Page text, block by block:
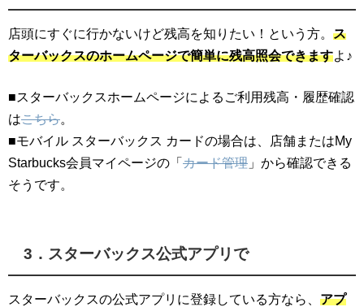
店頭にすぐに行かないけど残高を知りたい！という方。 ス
ターバックスのホームページで簡単に残高照会できますよ♪
■スターバックスホームページによるご利用残高・履歴確認
はこちら。
■モバイル スターバックス カードの場合は、店舗またはMy
Starbucks会員マイページの「 カード管理 」から確認できる
そうです。
3．スターバックス公式アプリで
スターバックスの公式アプリに登録している方なら、 アプ